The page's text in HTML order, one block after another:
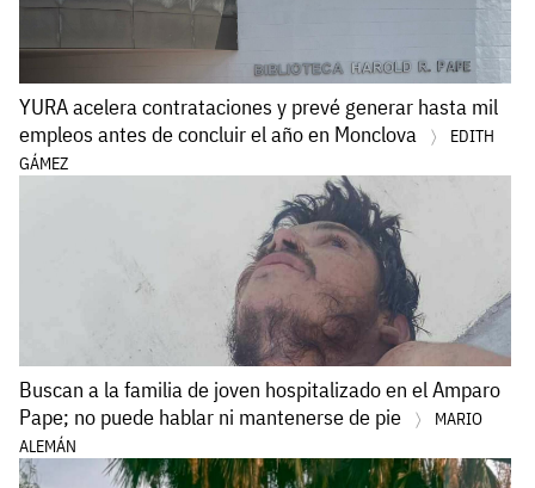
YURA acelera contrataciones y prevé generar hasta mil
empleos antes de concluir el año en Monclova
EDITH
GÁMEZ
Buscan a la familia de joven hospitalizado en el Amparo
Pape; no puede hablar ni mantenerse de pie
MARIO
ALEMÁN